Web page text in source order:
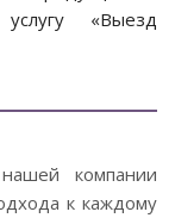
«Выезд
компании
к каждому